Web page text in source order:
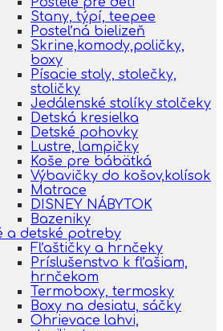
Stany, týpí, teepee
Posteľná bielizeň
Skrine,komody,poličky,
boxy
Písacie stoly, stolečky,
stoličky
Jedálenské stolíky stolčeky
Detská kresielka
Detské pohovky
Lustre, lampičky
Koše pre bábätká
Výbavičky do košov,kolísok
Matrace
DISNEY NÁBYTOK
Bazeniky
a detské potreby
Fľaštičky a hrnčeky
Príslušenstvo k fľašiam,
hrnčekom
Termoboxy, termosky
Boxy na desiatu, sáčky
Ohrievace lahvi,